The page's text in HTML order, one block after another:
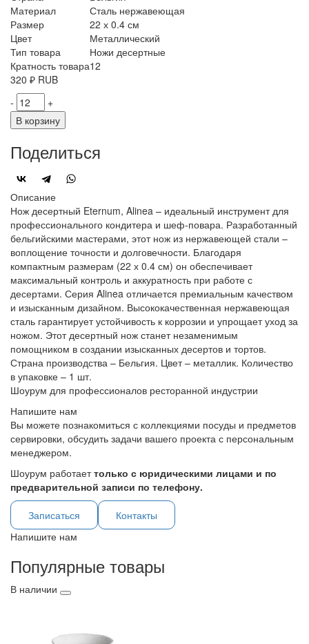
Материал
Сталь нержавеющая
Размер
22 х 0.4 см
Цвет
Металлический
Тип товара
Ножи десертные
Кратность товара12
320 ₽ RUB
-
+
В корзину
Поделиться
Описание
Нож десертный Eternum, Alinea – идеальный инструмент для
профессионального кондитера и шеф-повара. Разработанный
бельгийскими мастерами, этот нож из нержавеющей стали –
воплощение точности и долговечности. Благодаря
компактным размерам (22 х 0.4 см) он обеспечивает
максимальный контроль и аккуратность при работе с
десертами. Серия Alinea отличается премиальным качеством
и изысканным дизайном. Высококачественная нержавеющая
сталь гарантирует устойчивость к коррозии и упрощает уход за
ножом. Этот десертный нож станет незаменимым
помощником в создании изысканных десертов и тортов.
Страна производства – Бельгия. Цвет – металлик. Количество
в упаковке – 1 шт.
Шоурум для профессионалов ресторанной индустрии
Напишите нам
Вы можете познакомиться с коллекциями посуды и предметов
сервировки, обсудить задачи вашего проекта с персональным
менеджером.
Шоурум работаеттолько с юридическими лицами и по
предварительной записи по телефону.
Записаться
Контакты
Напишите нам
Популярные товары
В наличии